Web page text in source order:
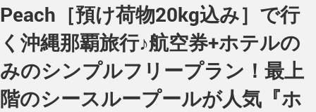
Peach［預け荷物20kg込み］で行
く沖縄那覇旅行♪航空券+ホテルの
みのシンプルフリープラン！最上
階のシースループールが人気『ホ